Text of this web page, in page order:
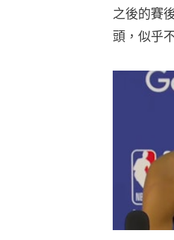
之後的賽
頭，似乎